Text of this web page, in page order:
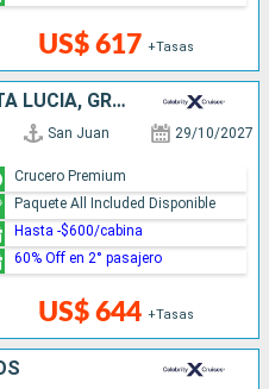
US$ 617 +Tasas
ANTIGUA Y BARBUDA, SANTA LUCIA, GRENADA, BARBADOS, SAN VINCENT Y LAS GRANADINAS, ESTADOS UNIDOS, PUERTO RICO
San Juan 29/10/2027
US$ 644 +Tasas
Crucero Premium
Paquete All Included Disponible
Hasta -$600/cabina
60% Off en 2° pasajero